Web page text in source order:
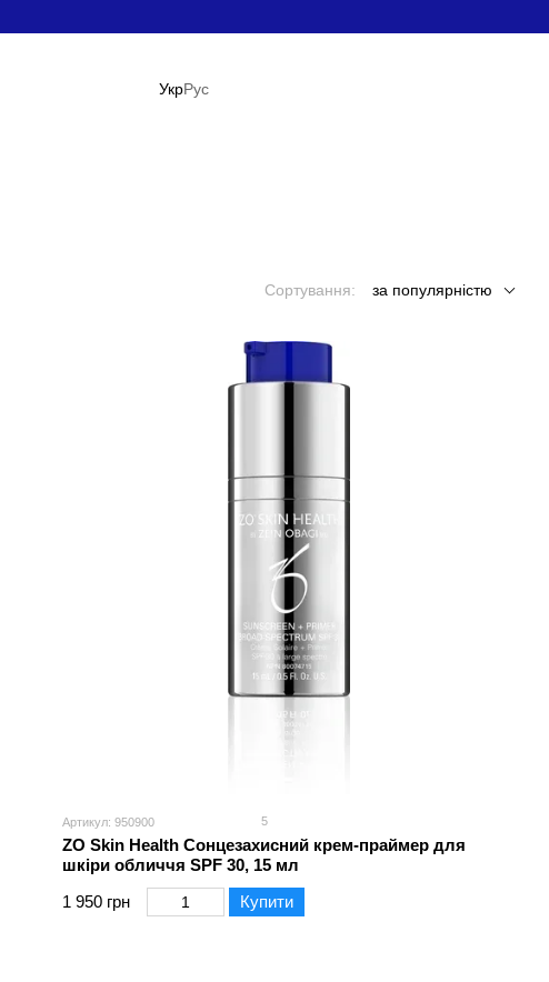
УкрРус
Сортування: за популярністю
Артикул: 950900 5
ZO Skin Health Сонцезахисний крем-праймер для
шкіри обличчя SPF 30, 15 мл
1 950 грн
Купити